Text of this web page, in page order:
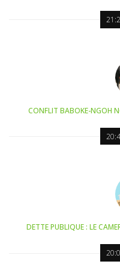
CONFLIT BABOKE-NGOH
DETTE PUBLIQUE : LE